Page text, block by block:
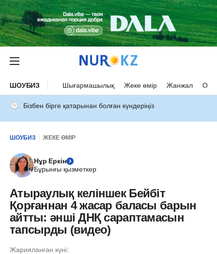
ШОУБИЗ Шығармашылық Жеке өмір Жанжал
Бізбен бірге қатарынан болған күндеріңіз
ШОУБИЗ ЖЕКЕ ӨМІР
Нұр Еркін
Бұрынғы қызметкер
Атыраулық келіншек Бейбіт
Қорғаннан 4 жасар баласы барын
айтты: әнші ДНҚ сараптамасын
тапсырды (видео)
Жарияланған күні: